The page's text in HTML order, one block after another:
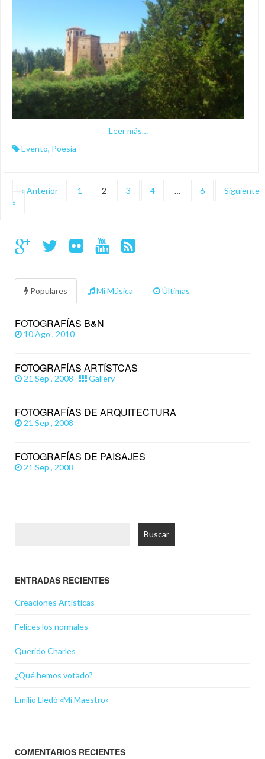
Leer más…
Evento, Poesía
« Anterior 1 2 3 4 … 6
Siguiente
»
Populares Mi Música Últimas
FOTOGRAFÍAS B&N
10 Ago , 2010
FOTOGRAFÍAS ARTÍSTCAS
21 Sep , 2008 Gallery
FOTOGRAFÍAS DE ARQUITECTURA
21 Sep , 2008
FOTOGRAFÍAS DE PAISAJES
21 Sep , 2008
ENTRADAS RECIENTES
Creaciones Artísticas
Felices los normales
Querido Charles
¿Qué hemos votado?
Emilio Lledó «Mi Maestro»
COMENTARIOS RECIENTES